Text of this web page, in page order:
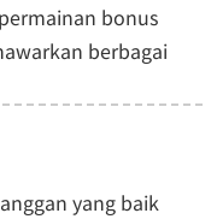
bonus
berbagai
yang baik